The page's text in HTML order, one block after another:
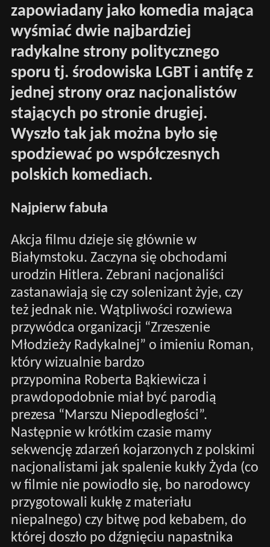
zapowiadany jako komedia mająca
wyśmiać dwie najbardziej
radykalne strony politycznego
sporu tj. środowiska LGBT i antifę z
jednej strony oraz nacjonalistów
stających po stronie drugiej.
Wyszło tak jak można było się
spodziewać po współczesnych
polskich komediach.
Najpierw fabuła
Akcja filmu dzieje się głównie w
Białymstoku. Zaczyna się obchodami
urodzin Hitlera. Zebrani nacjonaliści
zastanawiają się czy solenizant żyje, czy
też jednak nie. Wątpliwości rozwiewa
przywódca organizacji “Zrzeszenie
Młodzieży Radykalnej” o imieniu Roman,
który wizualnie bardzo
przypomina Roberta Bąkiewicza i
prawdopodobnie miał być parodią
prezesa “Marszu Niepodległości”.
Następnie w krótkim czasie mamy
sekwencję zdarzeń kojarzonych z polskimi
nacjonalistami jak spalenie kukły Żyda (co
w filmie nie powiodło się, bo narodowcy
przygotowali kukłę z materiału
niepalnego) czy bitwę pod kebabem, do
której doszło po dźgnięciu napastnika